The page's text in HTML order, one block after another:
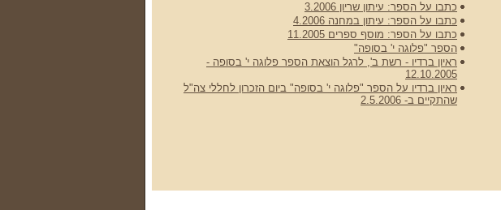
כתבו על הספר: עיתון שריון 3.2006
כתבו על הספר: עיתון במחנה 4.2006
כתבו על הספר: מוסף ספרים 11.2005
הספר "פלוגה י' בסופה"
ראיון ברדיו - רשת ב', לרגל הוצאת הספר פלוגה י' בסופה -
12.10.2005
ראיון ברדיו על הספר "פלוגה י' בסופה" ביום הזכרון לחללי צה"ל
שהתקיים ב- 2.5.2006